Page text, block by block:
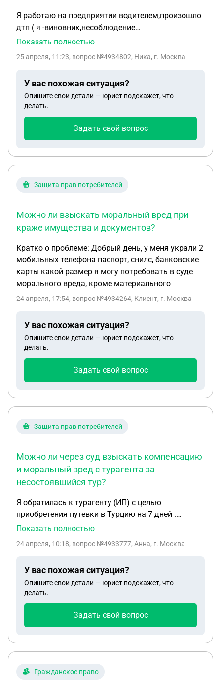
Я работаю на предприятии водителем,произошло
дтп ( я -виновник,несоблюдение
дистанции).Страховая компания оценила ущерб
независимую экспертизу и подал иск в суд на
пострадавшего на сумму 131000р ( независимая
экспертиза+ услуги адвоката+
госпошлина).Предприятие предлагает мне
действия,чтобы не оплачивать?
Показать полностью
25 апреля, 11:23, вопрос №4934802, Ника, г. Москва
У вас похожая ситуация?
Опишите свои детали — юрист подскажет, что
делать.
Задать свой вопрос
Защита прав потребителей
Можно ли взыскать моральный вред при
краже имущества и документов?
Кратко о проблеме: Добрый день, у меня украли 2
мобильных телефона паспорт, снилс, банковские
карты какой размер я могу потребовать в суде
морального вреда, кроме материального
24 апреля, 17:54, вопрос №4934264, Клиент, г. Москва
У вас похожая ситуация?
Опишите свои детали — юрист подскажет, что
делать.
Задать свой вопрос
Защита прав потребителей
Можно ли через суд взыскать компенсацию
и моральный вред с турагента за
несостоявшийся тур?
Я обратилась к турагенту (ИП) с целью
приобретения путевки в Турцию на 7 дней .
Денежные средства были внесены в полном
Однако никаких билетов и ваучеров он мне не
вылетом я получила смс от него что тур не
состоится без объяснения причины. Позднее было
получено ещё одно сообщение с объяснением, что
деньги по возвращении из командировки. Я
Обратилась к туроператору через который мы
что наш турагент не бронировал путевку. В итоге
Показать полностью
24 апреля, 10:18, вопрос №4933777, Анна, г. Москва
У вас похожая ситуация?
Опишите свои детали — юрист подскажет, что
делать.
Задать свой вопрос
Гражданское право